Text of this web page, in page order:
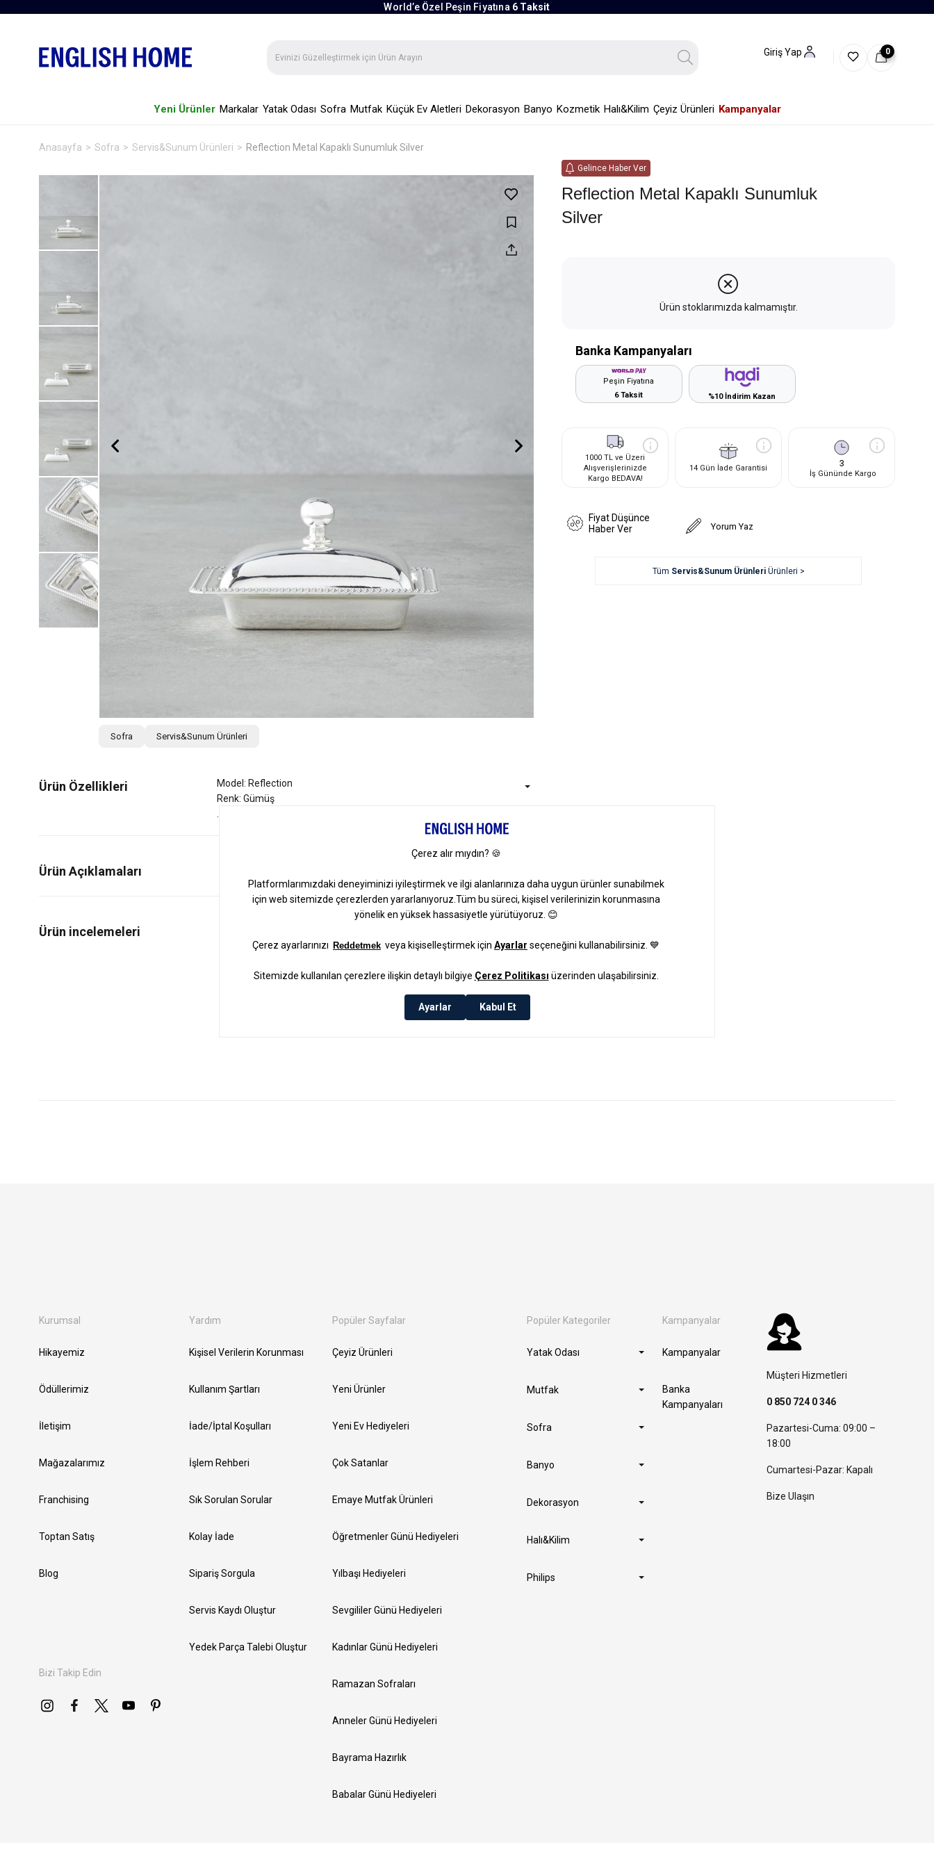
World’e Özel Peşin Fiyatına 6 Taksit
Giriş Yap 0
Yeni Ürünler Markalar Yatak Odası Sofra Mutfak Küçük Ev Aletleri Dekorasyon Banyo Kozmetik Halı&Kilim Çeyiz Ürünleri Kampanyalar
Anasayfa Sofra Servis&Sunum Ürünleri Reflection Metal Kapaklı Sunumluk Silver
Sofra Servis&Sunum Ürünleri
Ürün Özellikleri
Model: Reflection
Renk: Gümüş
Ürün Açıklamaları
Gelince Haber Ver
Reflection Metal Kapaklı Sunumluk
Silver
Ürün stoklarımızda kalmamıştır.
Banka Kampanyaları
Peşin Fiyatına
6 Taksit
%10 İndirim Kazan
1000 TL ve Üzeri
Alışverişlerinizde
Kargo BEDAVA!
14 Gün İade Garantisi 3
İş Gününde Kargo
Fiyat Düşünce
Haber Ver
Yorum Yaz
Tüm Servis&Sunum ÜrünleriÜrünleri >
Kurumsal
Hikayemiz
Ödüllerimiz
İletişim
Mağazalarımız
Franchising
Toptan Satış
Blog
Bizi Takip Edin
Yardım
Kişisel Verilerin Korunması
Kullanım Şartları
İade/İptal Koşulları
İşlem Rehberi
Sık Sorulan Sorular
Kolay İade
Sipariş Sorgula
Servis Kaydı Oluştur
Yedek Parça Talebi Oluştur
Popüler Sayfalar
Çeyiz Ürünleri
Yeni Ürünler
Yeni Ev Hediyeleri
Çok Satanlar
Emaye Mutfak Ürünleri
Öğretmenler Günü Hediyeleri
Yılbaşı Hediyeleri
Sevgililer Günü Hediyeleri
Kadınlar Günü Hediyeleri
Ramazan Sofraları
Anneler Günü Hediyeleri
Bayrama Hazırlık
Babalar Günü Hediyeleri
Popüler Kategoriler
Yatak Odası
Mutfak
Sofra
Banyo
Dekorasyon
Halı&Kilim
Philips
Kampanyalar
Kampanyalar
Banka
Kampanyaları
Müşteri Hizmetleri
0 850 724 0 346
Pazartesi-Cuma: 09:00 –
18:00
Cumartesi-Pazar: Kapalı
Bize Ulaşın